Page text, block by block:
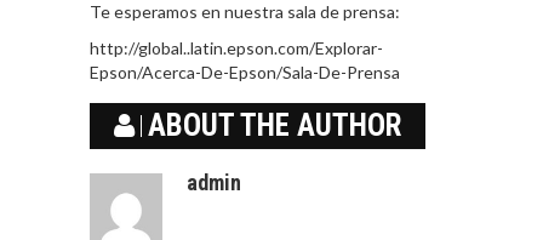
Te esperamos en nuestra sala de prensa:
http://global..latin.epson.com/Explorar-
Epson/Acerca-De-Epson/Sala-De-Prensa
ABOUT THE AUTHOR
admin